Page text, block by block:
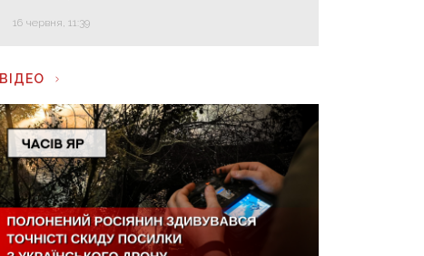
16 червня, 11:39
ВІДЕО